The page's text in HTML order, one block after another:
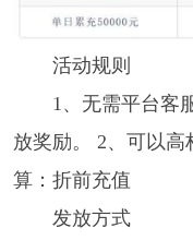
活动规则
1、无需平台客
放奖励。 2、可以
算：折前充值
发放方式